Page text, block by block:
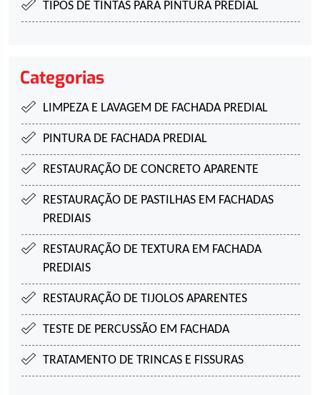
TIPOS DE TINTAS PARA PINTURA PREDIAL
Categorias
LIMPEZA E LAVAGEM DE FACHADA PREDIAL
PINTURA DE FACHADA PREDIAL
RESTAURAÇÃO DE CONCRETO APARENTE
RESTAURAÇÃO DE PASTILHAS EM FACHADAS
PREDIAIS
RESTAURAÇÃO DE TEXTURA EM FACHADA
PREDIAIS
RESTAURAÇÃO DE TIJOLOS APARENTES
TESTE DE PERCUSSÃO EM FACHADA
TRATAMENTO DE TRINCAS E FISSURAS